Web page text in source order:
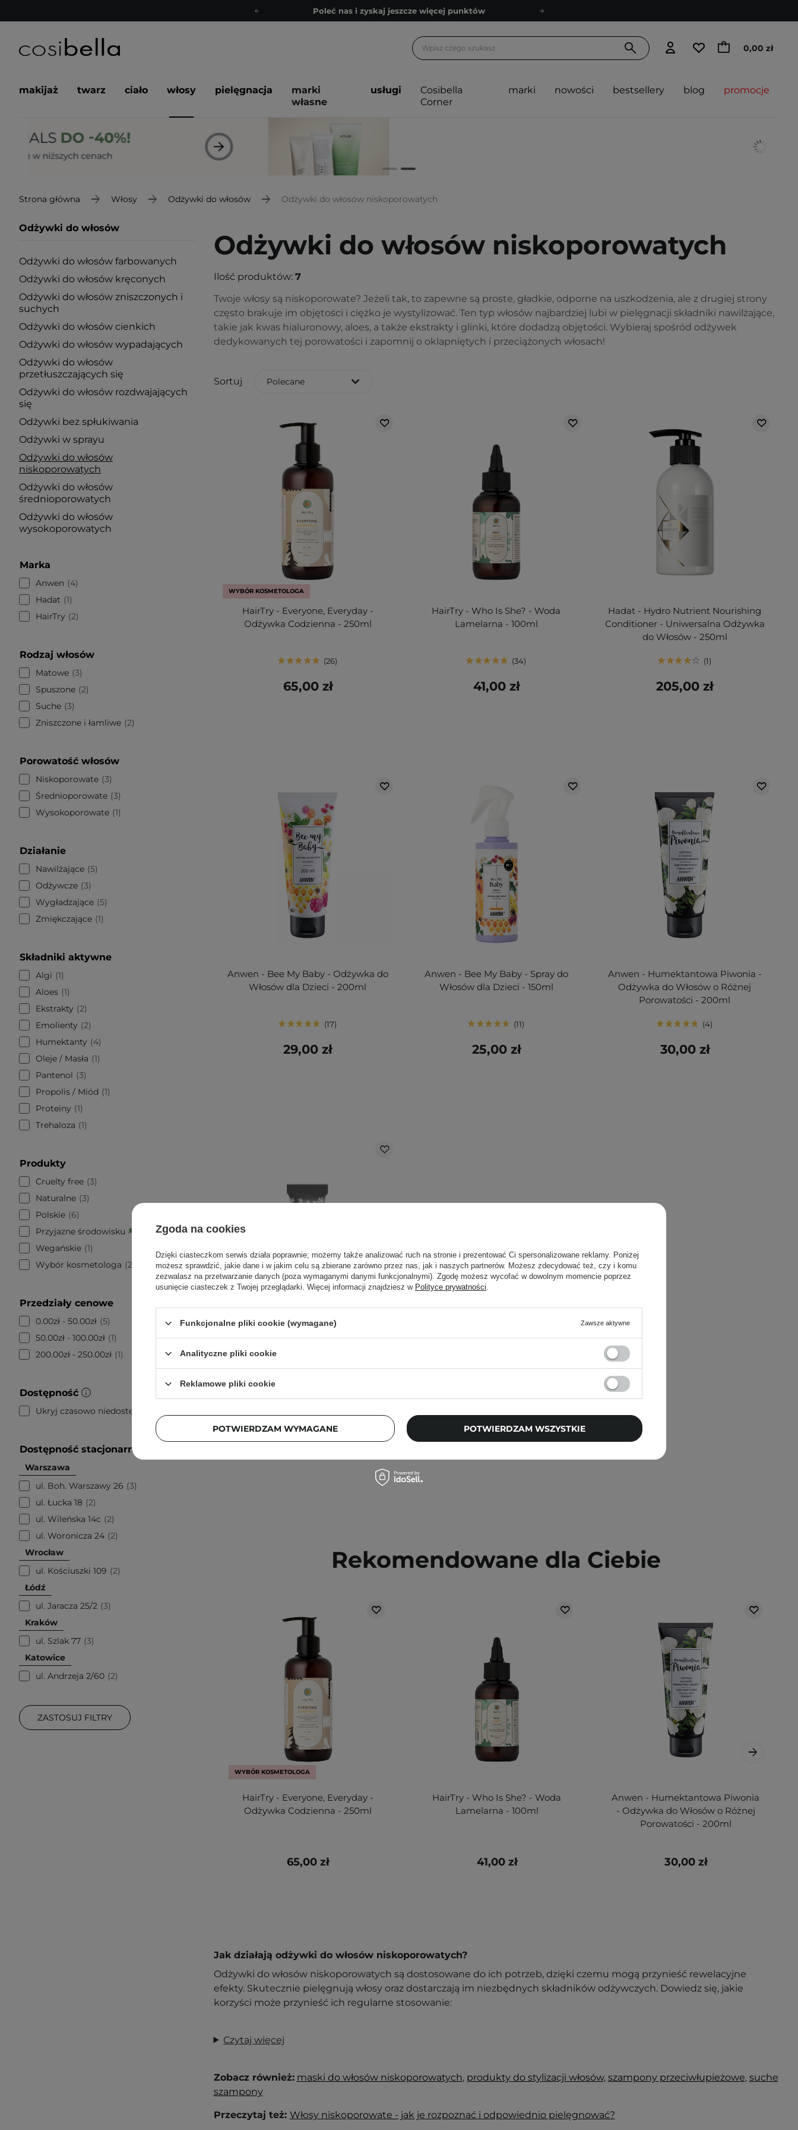
Poleć nas i zyskaj jeszcze więcej punktów
Bezpłatne konsultacje kosmetologiczne
Poleć nas i zyskaj jeszcze więcej punktów
0,00 zł
makijaż twarz ciało włosy pielęgnacja
marki
własne
usługi
Cosibella
Corner
marki nowości bestsellery blog promocje
Strona główna Włosy Odżywki do włosów Odżywki do włosów niskoporowatych
Odżywki do włosów
Odżywki do włosów farbowanych
Odżywki do włosów kręconych
Odżywki do włosów zniszczonych i
suchych
Odżywki do włosów cienkich
Odżywki do włosów wypadających
Odżywki do włosów
przetłuszczających się
Odżywki do włosów rozdwajających
się
Odżywki bez spłukiwania
Odżywki w sprayu
Odżywki do włosów
niskoporowatych
Odżywki do włosów
średnioporowatych
Odżywki do włosów
wysokoporowatych
Marka
Anwen
4
Hadat
1
HairTry
2
Rodzaj włosów
Matowe 3
Spuszone 2
Suche 3
Zniszczone i łamliwe 2
Porowatość włosów
Niskoporowate 3
Średnioporowate 3
Wysokoporowate 1
Działanie
Nawilżające 5
Odżywcze 3
Wygładzające 5
Zmiękczające 1
Składniki aktywne
Algi
1
Aloes 1
Ekstrakty
2
Emolienty
2
Humektanty
4
Oleje / Masła
1
Pantenol
3
Propolis / Miód
1
Proteiny
1
Trehaloza
1
Produkty
Cruelty free 3
Naturalne 3
Polskie
6
Przyjazne środowisku
Wegańskie 1
Wybór kosmetologa
2
Przedziały cenowe
0.00zł - 50.00zł 5
50.00zł - 100.00zł 1
200.00zł - 250.00zł 1
Dostępność
Ukryj czasowo niedostępne
Dostępność stacjonarnie
Warszawa
ul. Boh. Warszawy 26
3
ul. Łucka 18 2
ul. Wileńska 14c
2
ul. Woronicza 24 2
Wrocław
ul. Kościuszki 109
2
Łódź
ul. Jaracza 25/2 3
Kraków
ul. Szlak 77 3
Katowice
ul. Andrzeja 2/60 2
ZASTOSUJ FILTRY
Odżywki do włosów niskoporowatych
Ilość produktów: 7
Twoje włosy są niskoporowate? Jeżeli tak, to zapewne są proste, gładkie, odporne na uszkodzenia, ale z drugiej strony
często brakuje im objętości i ciężko je wystylizować. Ten typ włosów najbardziej lubi w pielęgnacji składniki nawilżające,
takie jak kwas hialuronowy, aloes, a także ekstrakty i glinki, które dodadzą objętości. Wybieraj spośród odżywek
dedykowanych tej porowatości i zapomnij o oklapniętych i przeciążonych włosach!
Sortuj Polecane
WYBÓR KOSMETOLOGA
HairTry - Everyone, Everyday -
Odżywka Codzienna - 250ml
26
65,00 zł
HairTry - Who Is She? - Woda
Lamelarna - 100ml
34
41,00 zł
Hadat - Hydro Nutrient Nourishing
Conditioner - Uniwersalna Odżywka
do Włosów - 250ml
1
205,00 zł
Anwen - Bee My Baby - Odżywka do
Włosów dla Dzieci - 200ml
17
29,00 zł
Anwen - Bee My Baby - Spray do
Włosów dla Dzieci - 150ml
11
25,00 zł
Anwen - Humektantowa Piwonia -
Odżywka do Włosów o Różnej
Porowatości - 200ml
4
30,00 zł
Anwen - Nawilżający Bez - Odżywka
do Włosów o Różnej Porowatości -
4,00 zł
Rekomendowane dla Ciebie
WYBÓR KOSMETOLOGA
HairTry - Everyone, Everyday -
Odżywka Codzienna - 250ml
65,00 zł
HairTry - Who Is She? - Woda
Lamelarna - 100ml
41,00 zł
Anwen - Humektantowa Piwonia
- Odżywka do Włosów o Różnej
Porowatości - 200ml
30,00 zł
Jak działają odżywki do włosów niskoporowatych?
Odżywki do włosów niskoporowatych są dostosowane do ich potrzeb, dzięki czemu mogą przynieść rewelacyjne
efekty. Skutecznie pielęgnują włosy oraz dostarczają im niezbędnych składników odżywczych. Dowiedz się, jakie
korzyści może przynieść ich regularne stosowanie:
Czytaj więcej
Zobacz również: maski do włosów niskoporowatych, produkty do stylizacji włosów, szampony przeciwłupieżowe, suche
szampony
Przeczytaj też: Włosy niskoporowate - jak je rozpoznać i odpowiednio pielęgnować?
Zgoda na cookies
Dzięki ciasteczkom serwis działa poprawnie; możemy także analizować ruch na stronie i prezentować Ci spersonalizowane reklamy. Poniżej
możesz sprawdzić, jakie dane i w jakim celu są zbierane zarówno przez nas, jak i naszych partnerów. Możesz zdecydować też, czy i komu
zezwalasz na przetwarzanie danych (poza wymaganymi danymi funkcjonalnymi). Zgodę możesz wycofać w dowolnym momencie poprzez
usunięcie ciasteczek z Twojej przeglądarki. Więcej informacji znajdziesz w Polityce prywatności.
Funkcjonalne pliki cookie (wymagane) Zawsze aktywne
Analityczne pliki cookie
Reklamowe pliki cookie
POTWIERDZAM WYMAGANE POTWIERDZAM WSZYSTKIE